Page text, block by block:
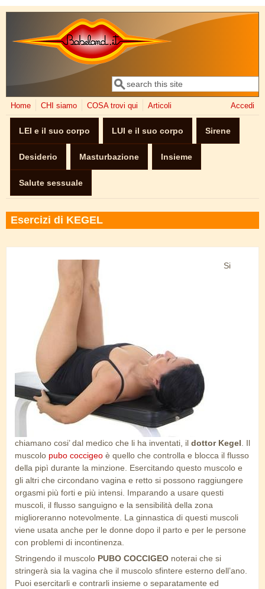
Salta al contenuto principale
Form di ricerca
Cerca
Home CHI siamo COSA trovi qui Articoli Accedi
LEI e il suo corpo LUI e il suo corpo Sirene
Desiderio Masturbazione Insieme
Salute sessuale
Esercizi di KEGEL
esercizi_di_kegel.jpg
Si
chiamano cosi’ dal medico che li ha inventati, il dottor Kegel . Il
muscolo pubo coccigeo è quello che controlla e blocca il flusso
della pipì durante la minzione. Esercitando questo muscolo e
gli altri che circondano vagina e retto si possono raggiungere
orgasmi più forti e più intensi. Imparando a usare questi
muscoli, il flusso sanguigno e la sensibilità della zona
miglioreranno notevolmente. La ginnastica di questi muscoli
viene usata anche per le donne dopo il parto e per le persone
con problemi di incontinenza.
Stringendo il muscolo PUBO COCCIGEO noterai che si
stringerà sia la vagina che il muscolo sfintere esterno dell’ano.
Puoi esercitarli e contrarli insieme o separatamente ed